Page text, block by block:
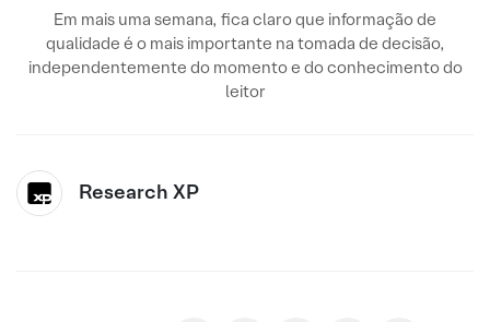
Em mais uma semana, fica claro que informação de
qualidade é o mais importante na tomada de decisão,
independentemente do momento e do conhecimento do
leitor
Research XP